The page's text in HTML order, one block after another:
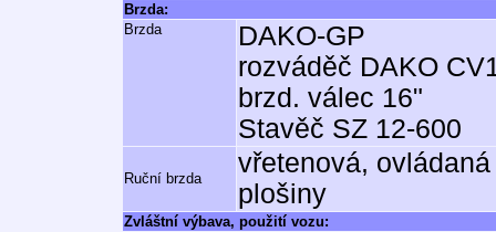
Brzda:
Brzda
DAKO-GP
rozváděč DAKO
brzd. válec 16"
Stavěč SZ 12-600
Ruční brzda
vřetenová,
plošiny
Zvláštní výbava, použití vozu: